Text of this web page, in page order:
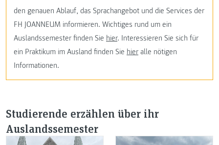
den genauen Ablauf, das Sprachangebot und die Services der
FH JOANNEUM informieren. Wichtiges rund um ein
Auslandssemester finden Sie hier. Interessieren Sie sich für
ein Praktikum im Ausland finden Sie hier alle nötigen
Informationen.
Studierende erzählen über ihr
Auslandssemester